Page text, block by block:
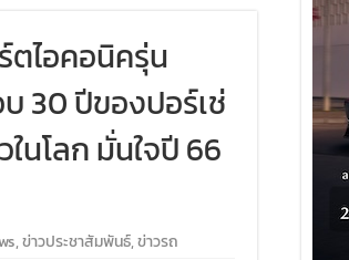
ตไอคอนิครุ่น
30 ปีของปอร์เช่
ในโลก มั่นใจปี 66
,ข่าวประชาสัมพันธ์,ข่าวรถ